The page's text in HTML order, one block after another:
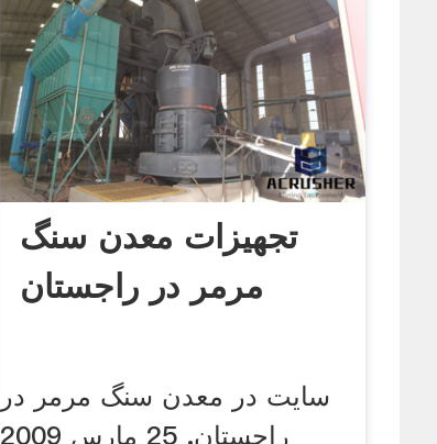
تجهیزات معدن سنگ
مرمر در راجستان
سایت در معدن سنگ مرمر در
راجستان. 25 مارس 2009